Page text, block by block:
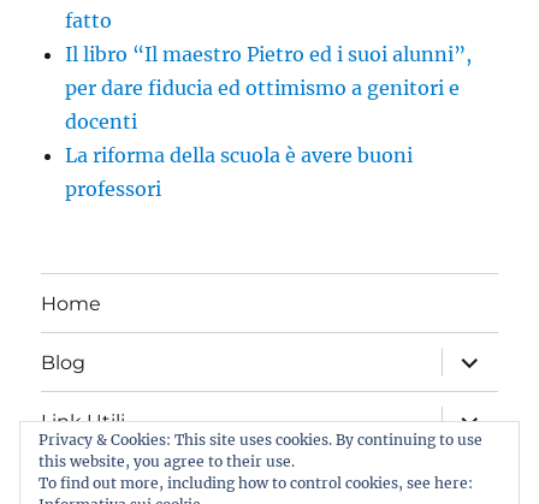
fatto
Il libro “Il maestro Pietro ed i suoi alunni”,
per dare fiducia ed ottimismo a genitori e
docenti
La riforma della scuola è avere buoni
professori
Home
Blog
apri
i
menu
child
Link Utili
apri
i
menu
Iscriviti al Blog
Privacy & Cookies: This site uses cookies. By continuing to use
this website, you agree to their use.
To find out more, including how to control cookies, see here: